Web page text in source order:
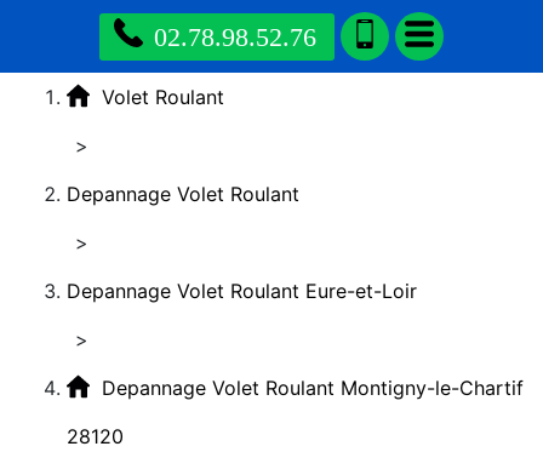
02.78.98.52.76
Volet Roulant
>
Depannage Volet Roulant
>
Depannage Volet Roulant Eure-et-Loir
>
Depannage Volet Roulant Montigny-le-Chartif
28120